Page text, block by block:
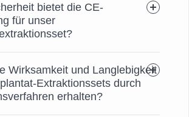
bietet die CE-
für unser
Wirksamkeit und Langlebigkeit
Extraktionssets durch
erhalten?